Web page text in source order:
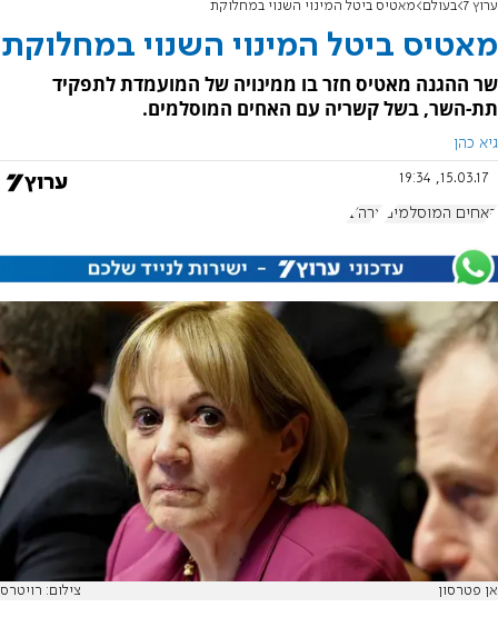
ערוץ 7 בעולם מאטיס ביטל המינוי השנוי במחלוקת
מאטיס ביטל המינוי השנוי במחלוקת
שר ההגנה מאטיס חזר בו ממינויה של המועמדת לתפקיד
תת-השר, בשל קשריה עם האחים המוסלמים.
גיא כהן
15.03.17, 19:34
האחים המוסלמים ארה"ב
אן פטרסון צילום: רויטרס